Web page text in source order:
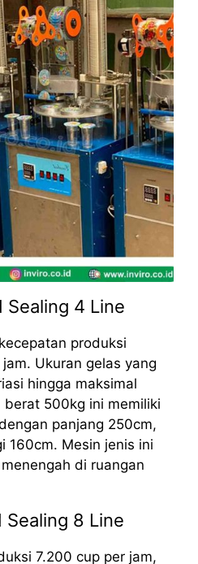
Sealing 4 Line
produksi
Ukuran gelas yang
hingga maksimal
500kg ini memiliki
panjang 250cm,
160cm. Mesin jenis ini
di ruangan
Sealing 8 Line
7.200 cup per jam,